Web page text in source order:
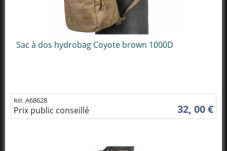
Sac à dos hydrobag Coyote brown 1000D
Réf. A68628
Prix public conseillé 32, 00 €